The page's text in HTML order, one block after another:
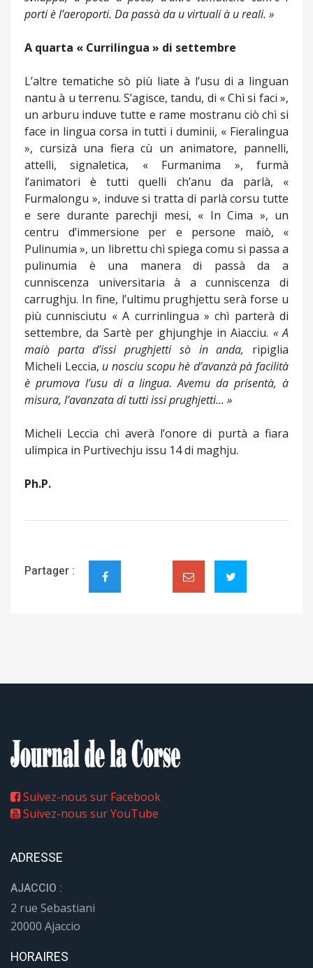
porti è l’aeroporti. Da passà da u virtuali à u reali. »
A quarta « Currilingua » di settembre
L’altre tematiche sò più liate à l’usu di a linguan
nantu à u terrenu. S’agisce, tandu, di « Chì si faci »,
un arburu induve tutte e rame mostranu ciò chì si
face in lingua corsa in tutti i duminii, « Fieralingua
», cursizà una fiera cù un animatore, pannelli,
attelli, signaletica, « Furmanima », furmà
l’animatori è tutti quelli ch’anu da parlà, «
Furmalongu », induve si tratta di parlà corsu tutte
e sere durante parechji mesi, « In Cima », un
centru d’immersione per e persone maiò, «
Pulinumia », un librettu chì spiega comu si passa a
pulinumia è una manera di passà da a
cunniscenza universitaria à a cunniscenza di
carrughju. In fine, l’ultimu prughjettu serà forse u
più cunnisciutu « A currinlingua » chì parterà di
settembre, da Sartè per ghjunghje in Aiacciu. « A
maiò parta d’issi prughjetti sò in anda, ripiglia
Micheli Leccia, u nosciu scopu hè d’avanzà pà facilità
è prumova l’usu di a lingua. Avemu da prisentà, à
misura, l’avanzata di tutti issi prughjetti... »
Micheli Leccia chì averà l’onore di purtà a fiara
ulimpica in Purtivechju issu 14 di maghju.
Ph.P.
Partager :
Suivez-nous sur Facebook
Suivez-nous sur YouTube
ADRESSE
AJACCIO :
2 rue Sebastiani
20000 Ajaccio
HORAIRES